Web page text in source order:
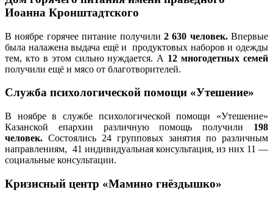
Иоанна Кронштадтского
В ноябре горячее питание получили 2 630 человек.Впервые
была налажена выдача ещё и продуктовых наборов и одежды
тем, кто в этом сильно нуждается. А 12 многодетных семей
получили ещё и мясо от благотворителей.
Служба психологической помощи «Утешение»
В ноябре в службе психологической помощи «Утешение»
Казанской епархии различную помощь получили 198
человек. Состоялись 24 групповых занятия по различным
направлениям, 41 индивидуальная консультация, из них 11 —
социальные консультации.
Кризисный центр «Мамино гнёздышко»